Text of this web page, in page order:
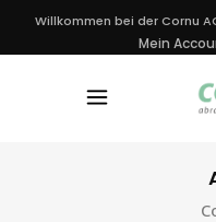
Willkommen bei der Cornu
Mein